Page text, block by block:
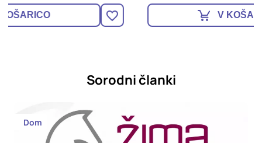
V KOŠARICO
Sorodni članki
Dom